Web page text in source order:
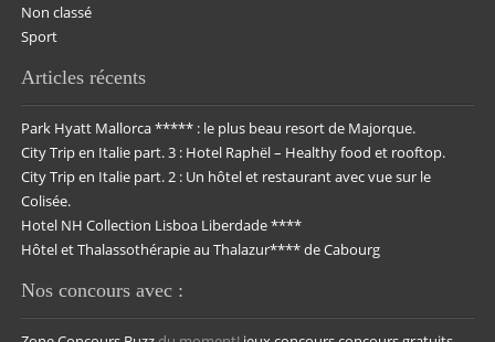
Non classé
Sport
Articles récents
Park Hyatt Mallorca ***** : le plus beau resort de Majorque.
City Trip en Italie part. 3 : Hotel Raphël – Healthy food et rooftop.
City Trip en Italie part. 2 : Un hôtel et restaurant avec vue sur le
Colisée.
Hotel NH Collection Lisboa Liberdade ****
Hôtel et Thalassothérapie au Thalazur**** de Cabourg
Nos concours avec :